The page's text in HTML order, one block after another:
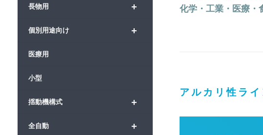
化学・工業・医療・
アルカリ性ライ
+
長物用
+
個別用途向け
医療用
小型
+
揺動機構式
+
全自動